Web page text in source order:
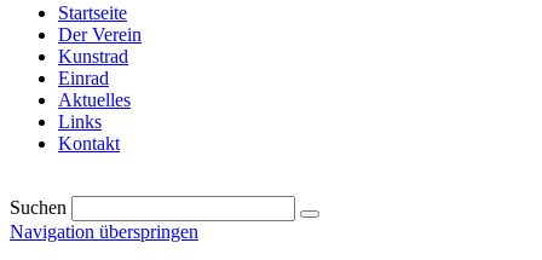
Startseite
Der Verein
Kunstrad
Einrad
Aktuelles
Links
Kontakt
Suchen
Navigation überspringen